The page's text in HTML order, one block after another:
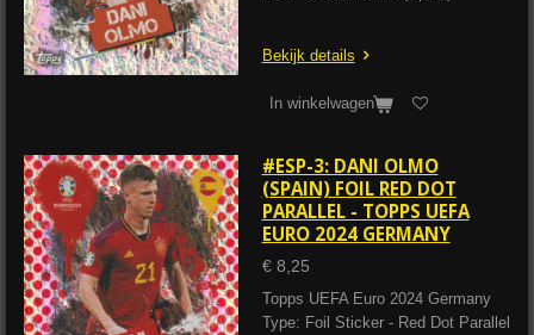
Bekijk details
In winkelwagen
#ESP-3: DANI OLMO
(SPAIN) FOIL RED DOT
PARALLEL - TOPPS UEFA
EURO 2024 GERMANY
€ 8,25
Topps UEFA Euro 2024 Germany
Type: Foil Sticker - Red Dot Parallel